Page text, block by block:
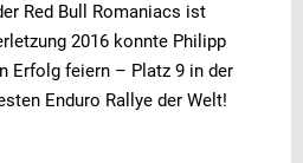
Red Bull Romaniacs ist
2016 konnte Philipp
Erfolg feiern – Platz 9 in der
Enduro Rallye der Welt!